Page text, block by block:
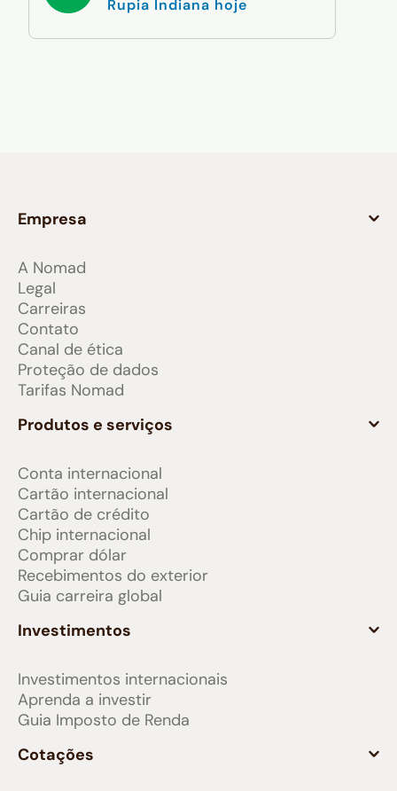
Rupia Indiana hoje
Empresa
A Nomad
Legal
Carreiras
Contato
Canal de ética
Proteção de dados
Tarifas Nomad
Produtos e serviços
Conta internacional
Cartão internacional
Cartão de crédito
Chip internacional
Comprar dólar
Recebimentos do exterior
Guia carreira global
Investimentos
Investimentos internacionais
Aprenda a investir
Guia Imposto de Renda
Cotações